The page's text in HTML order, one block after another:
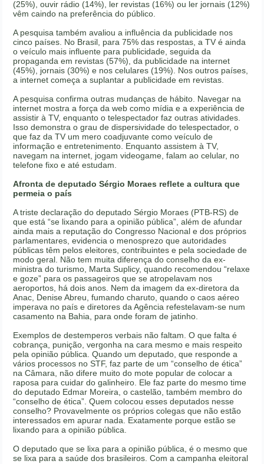
(25%), ouvir rádio (14%), ler revistas (16%) ou ler jornais (12%)
vêm caindo na preferência do público.
A pesquisa também avaliou a influência da publicidade nos
cinco países. No Brasil, para 75% das respostas, a TV é ainda
o veículo mais influente para publicidade, seguida da
propaganda em revistas (57%), da publicidade na internet
(45%), jornais (30%) e nos celulares (19%). Nos outros países,
a internet começa a suplantar a publicidade em revistas.
A pesquisa confirma outras mudanças de hábito. Navegar na
internet mostra a força da web como mídia e a experiência de
assistir à TV, enquanto o telespectador faz outras atividades.
Isso demonstra o grau de dispersividade do telespectador, o
que faz da TV um mero coadjuvante como veículo de
informação e entretenimento. Enquanto assistem à TV,
navegam na internet, jogam videogame, falam ao celular, no
telefone fixo e até estudam.
Afronta de deputado Sérgio Moraes reflete a cultura que
permeia o país
A triste declaração do deputado Sérgio Moraes (PTB-RS) de
que está “se lixando para a opinião pública”, além de afundar
ainda mais a reputação do Congresso Nacional e dos próprios
parlamentares, evidencia o menosprezo que autoridades
públicas têm pelos eleitores, contribuintes e pela sociedade de
modo geral. Não tem muita diferença do conselho da ex-
ministra do turismo, Marta Suplicy, quando recomendou “relaxe
e goze” para os passageiros que se atropelavam nos
aeroportos, há dois anos. Nem da imagem da ex-diretora da
Anac, Denise Abreu, fumando charuto, quando o caos aéreo
imperava no país e diretores da Agência refestelavam-se num
casamento na Bahia, para onde foram de jatinho.
Exemplos de destemperos verbais não faltam. O que falta é
cobrança, punição, vergonha na cara mesmo e mais respeito
pela opinião pública. Quando um deputado, que responde a
vários processos no STF, faz parte de um “conselho de ética”
na Câmara, não difere muito do mote popular de colocar a
raposa para cuidar do galinheiro. Ele faz parte do mesmo time
do deputado Edmar Moreira, o castelão, também membro do
“conselho de ética”. Quem colocou esses deputados nesse
conselho? Provavelmente os próprios colegas que não estão
interessados em apurar nada. Exatamente porque estão se
lixando para a opinião pública.
O deputado que se lixa para a opinião pública, é o mesmo que
se lixa para a saúde dos brasileiros. Com a campanha eleitoral